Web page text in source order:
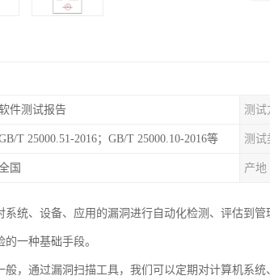
件测试报告 测试
T 25000.51-2016；GB/T 25000.10-2016等 测试
国 产地
系统、设备、应用的漏洞进行自动化检测、评估到
一种基础手段。
般，通过漏洞扫描工具，我们可以定期对计算机系